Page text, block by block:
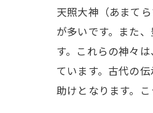
天照大神（あまて
が多いです。また
す。これらの神々
ています。古代の
助けとなります。